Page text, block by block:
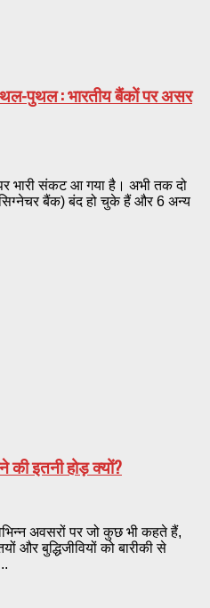
पुथल : भारतीय बैंकों पर असर
पर भारी संकट आ गया है। अभी तक दो
बैंक) बंद हो चुके हैं और 6 अन्य
इतनी होड़ क्यों?
अवसरों पर जो कुछ भी कहते हैं,
और बुद्धिजीवियों को बारीकी से